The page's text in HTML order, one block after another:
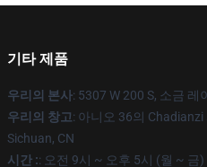
기타 제품
우리의 본사: 5307 W 200 S, 소금 레
우리의 창고: 아니오 36의
Sichuan, CN
시간 :: 오전 9시 ~ 오후 5시 (월 ~ 금)